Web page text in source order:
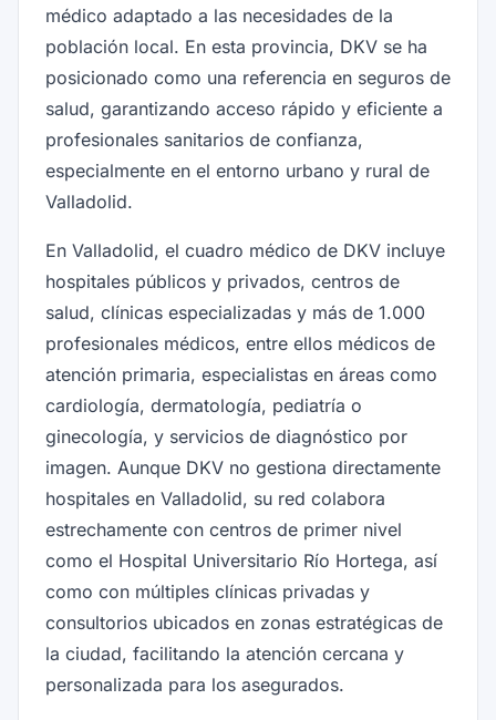
médico adaptado a las necesidades de la
población local. En esta provincia, DKV se ha
posicionado como una referencia en seguros de
salud, garantizando acceso rápido y eficiente a
profesionales sanitarios de confianza,
especialmente en el entorno urbano y rural de
Valladolid.
En Valladolid, el cuadro médico de DKV incluye
hospitales públicos y privados, centros de
salud, clínicas especializadas y más de 1.000
profesionales médicos, entre ellos médicos de
atención primaria, especialistas en áreas como
cardiología, dermatología, pediatría o
ginecología, y servicios de diagnóstico por
imagen. Aunque DKV no gestiona directamente
hospitales en Valladolid, su red colabora
estrechamente con centros de primer nivel
como el Hospital Universitario Río Hortega, así
como con múltiples clínicas privadas y
consultorios ubicados en zonas estratégicas de
la ciudad, facilitando la atención cercana y
personalizada para los asegurados.